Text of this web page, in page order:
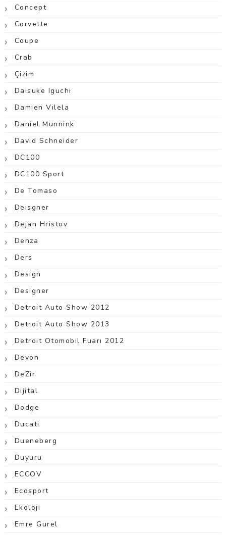
Concept
Corvette
Coupe
Crab
Çizim
Daisuke Iguchi
Damien Vilela
Daniel Munnink
David Schneider
DC100
DC100 Sport
De Tomaso
Deisgner
Dejan Hristov
Denza
Ders
Design
Designer
Detroit Auto Show 2012
Detroit Auto Show 2013
Detroit Otomobil Fuarı 2012
Devon
DeZir
Dijital
Dodge
Ducati
Dueneberg
Duyuru
ECCOV
Ecosport
Ekoloji
Emre Gurel